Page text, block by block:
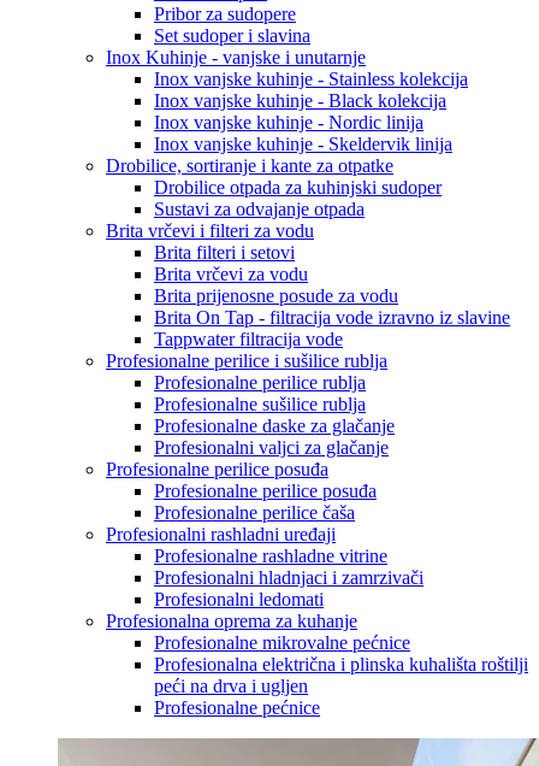
Pribor za sudopere
Set sudoper i slavina
Inox Kuhinje - vanjske i unutarnje
Inox vanjske kuhinje - Stainless kolekcija
Inox vanjske kuhinje - Black kolekcija
Inox vanjske kuhinje - Nordic linija
Inox vanjske kuhinje - Skeldervik linija
Drobilice, sortiranje i kante za otpatke
Drobilice otpada za kuhinjski sudoper
Sustavi za odvajanje otpada
Brita vrčevi i filteri za vodu
Brita filteri i setovi
Brita vrčevi za vodu
Brita prijenosne posude za vodu
Brita On Tap - filtracija vode izravno iz slavine
Tappwater filtracija vode
Profesionalne perilice i sušilice rublja
Profesionalne perilice rublja
Profesionalne sušilice rublja
Profesionalne daske za glačanje
Profesionalni valjci za glačanje
Profesionalne perilice posuđa
Profesionalne perilice posuđa
Profesionalne perilice čaša
Profesionalni rashladni uređaji
Profesionalne rashladne vitrine
Profesionalni hladnjaci i zamrzivači
Profesionalni ledomati
Profesionalna oprema za kuhanje
Profesionalne mikrovalne pećnice
Profesionalna električna i plinska kuhališta roštilji
peći na drva i ugljen
Profesionalne pećnice